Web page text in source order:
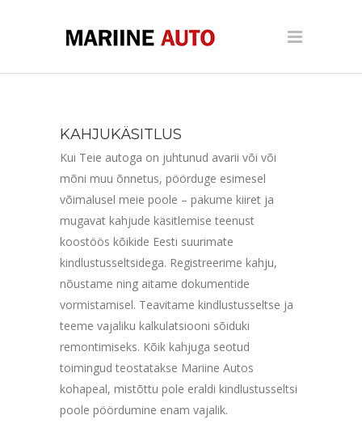
KAHJUKÄSITLUS
Kui Teie autoga on juhtunud avarii või või
mõni muu õnnetus, pöörduge esimesel
võimalusel meie poole – pakume kiiret ja
mugavat kahjude käsitlemise teenust
koostöös kõikide Eesti suurimate
kindlustusseltsidega. Registreerime kahju,
nõustame ning aitame dokumentide
vormistamisel. Teavitame kindlustusseltse ja
teeme vajaliku kalkulatsiooni sõiduki
remontimiseks. Kõik kahjuga seotud
toimingud teostatakse Mariine Autos
kohapeal, mistõttu pole eraldi kindlustusseltsi
poole pöördumine enam vajalik.